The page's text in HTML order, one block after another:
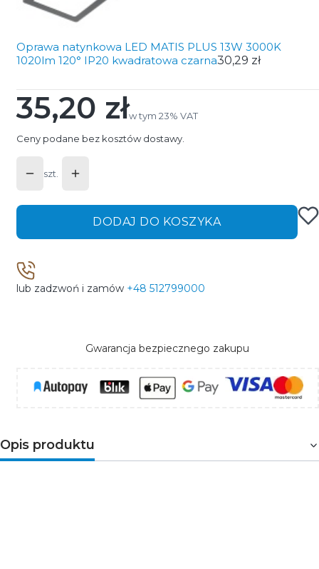
Oprawa natynkowa LED MATIS PLUS 13W 3000K
1020lm 120° IP20 kwadratowa czarna30,29 zł
Cena
35,20 złw tym 23% VAT
w tym 23% VAT
Ceny podane bez kosztów dostawy.
szt.
DODAJ DO KOSZYKA
lub zadzwoń i zamów +48 512799000
Gwarancja bezpiecznego zakupu
Opis produktu